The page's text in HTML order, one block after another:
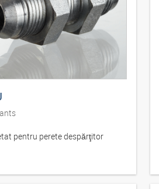
pentru perete despărţitor